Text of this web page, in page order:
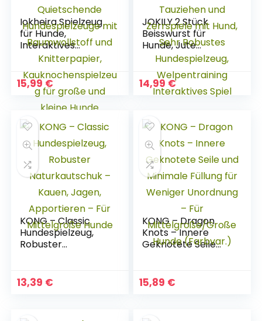
Iokheira Spielzeug
für Hunde,
Interaktives
Hundespielzeug,
stabiles
Quietschende
Hundespielzeuge
mit Baumwollstoff
Kauknochenspielze
ug für große und
kleine Hunde
15,99 €
JOKILY 2 Stück
Beisswurst für
Hunde, Jute
Beisswurst, 30 cm
mit Zwei Griffen
Jute Beisswurst
Tauziehen und
Robustes
Hundespielzeug,
Welpentraining
Interaktives Spiel
14,99 €
KONG – Classic
Hundespielzeug,
Robuster
Apportieren – Für
Mittelgroße Hunde
13,39 €
KONG – Dragon
Knots – Innere
Geknotete Seile
Unordnung – Für
Mittelgroße/Große
15,89 €